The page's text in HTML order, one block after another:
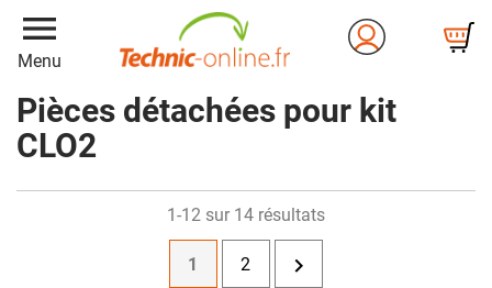
menu
Menu
Pièces détachées pour kit
CLO2
1-12 sur 14 résultats
1 2 